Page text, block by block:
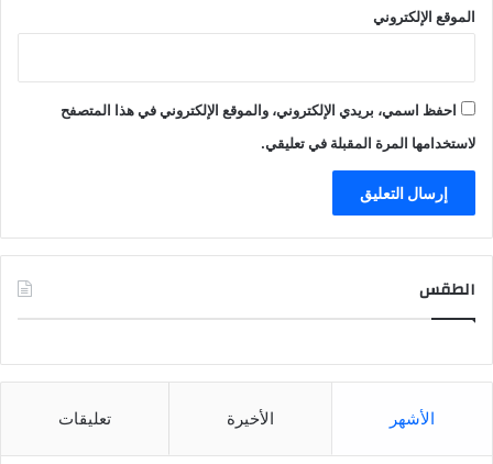
الموقع الإلكتروني
احفظ اسمي، بريدي الإلكتروني، والموقع الإلكتروني في هذا المتصفح
لاستخدامها المرة المقبلة في تعليقي.
الطقس
الأشهر الأخيرة تعليقات